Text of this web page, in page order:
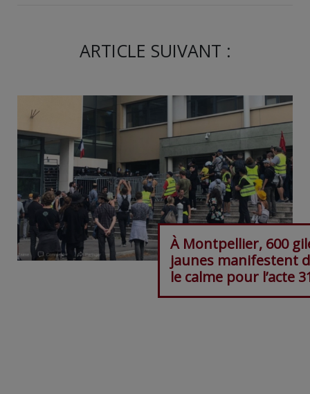
ARTICLE SUIVANT :
À Montpellier, 600
jaunes manifestent
le calme pour l’acte